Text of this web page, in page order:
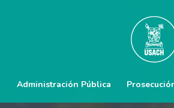
Administración Pública